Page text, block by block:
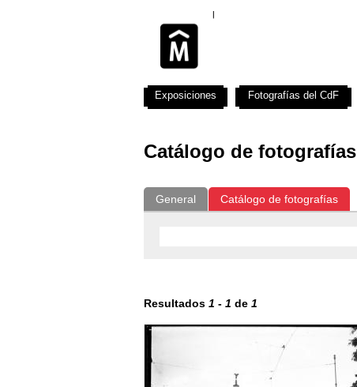
Catálogo de fotografías
General Catálogo de fotografías
Resultados 1 - 1 de 1
Exposiciones Fotografías del CdF